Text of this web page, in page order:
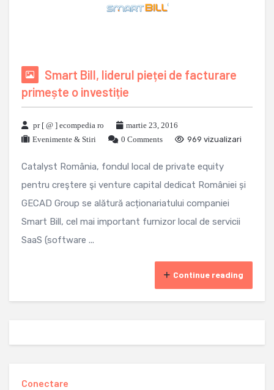
Smart Bill, liderul pieței de facturare
primește o investiție
pr [ @ ] ecompedia ro
martie 23, 2016
Evenimente & Stiri
0 Comments 969 vizualizari
Catalyst România, fondul local de private equity
pentru creştere şi venture capital dedicat României și
GECAD Group se alătură acționariatului companiei
Smart Bill, cel mai important furnizor local de servicii
SaaS (software ...
Continue reading
Conectare